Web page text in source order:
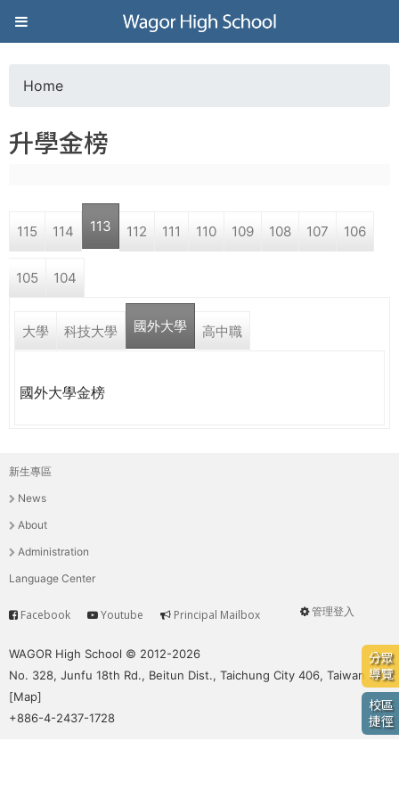
Jump to navigation
葳
格
高
學
培
養
具
國
移
動
的
世
界
公
o
a
r
e
r
e
Home
升學金榜
115 114 113 112 111 110 109 108 107 106
105 104
大學 科技大學 國外大學 高中職
國外大學金榜
分眾
導覽
校區
捷徑
主
選
單
新生專區
News
About
Administration
Language Center
User
管理登入
Service
Facebook Youtube Principal Mailbox
WAGOR High School © 2012-2026
No. 328, Junfu 18th Rd., Beitun Dist., Taichung City 406, Taiwan
[Map]
+886-4-2437-1728